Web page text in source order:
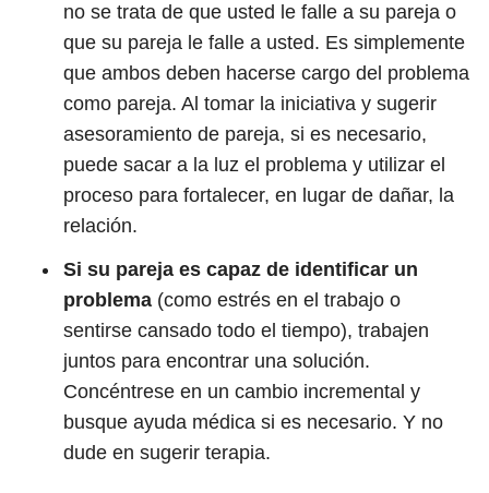
no se trata de que usted le falle a su pareja o
que su pareja le falle a usted. Es simplemente
que ambos deben hacerse cargo del problema
como pareja. Al tomar la iniciativa y sugerir
asesoramiento de pareja, si es necesario,
puede sacar a la luz el problema y utilizar el
proceso para fortalecer, en lugar de dañar, la
relación.
Si su pareja es capaz de identificar un
problema (como estrés en el trabajo o
sentirse cansado todo el tiempo), trabajen
juntos para encontrar una solución.
Concéntrese en un cambio incremental y
busque ayuda médica si es necesario. Y no
dude en sugerir terapia.